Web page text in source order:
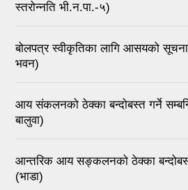
स्तरोन्नति भी.न.पा.-५)
बोलपत्र स्वीकृतिका लागि आसयको
भवन)
आय संकलनको ठेक्का बन्दोबस्त गर्ने
बालुवा)
आन्तरिक आय सङ्कलनको ठेक्का
(भाडा)